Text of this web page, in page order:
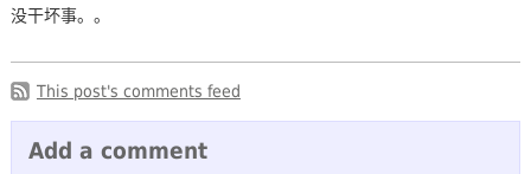
没干坏事。。
This post's comments feed
Add a comment